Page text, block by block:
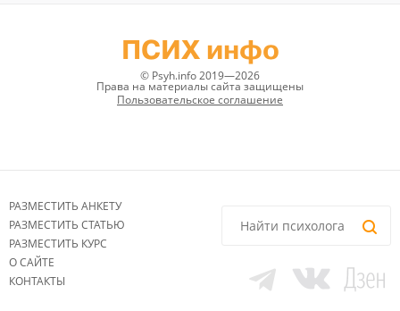
ПСИХ инфо
© Psyh.info 2019—2026
Права на материалы сайта защищены
Пользовательское соглашение
РАЗМЕСТИТЬ АНКЕТУ
РАЗМЕСТИТЬ СТАТЬЮ
РАЗМЕСТИТЬ КУРС
О САЙТЕ
КОНТАКТЫ